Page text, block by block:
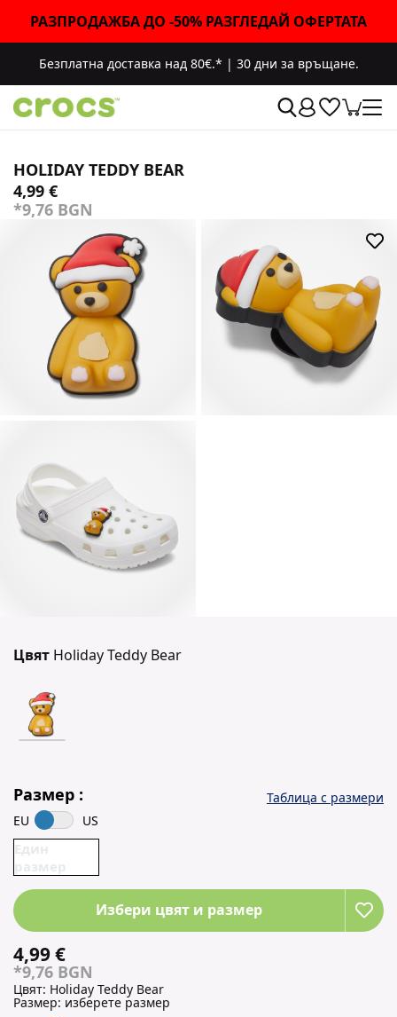
РАЗПРОДАЖБА ДО -50% РАЗГЛЕДАЙ ОФЕРТАТА
Безплатна доставка над 80€.* | 30 дни за връщане.
HOLIDAY TEDDY BEAR
4,99 €
*9,76 BGN
Цвят Holiday Teddy Bear
Размер :
EU US
Таблица с размери
Един
размер
Избери цвят и размер
4,99 €
*9,76 BGN
Цвят: Holiday Teddy Bear
Размер: изберете размер